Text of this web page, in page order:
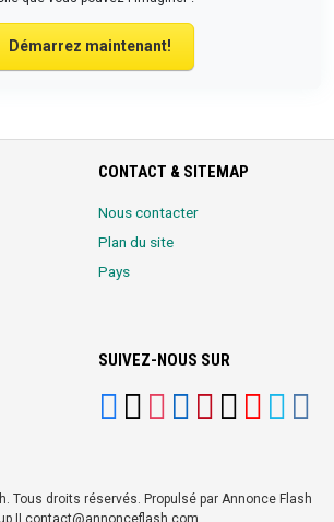
Démarrez maintenant!
CONTACT & SITEMAP
Nous contacter
Plan du site
Pays
SUIVEZ-NOUS SUR
Tous droits réservés. Propulsé par Annonce Flash
|| contact@annonceflash.com.